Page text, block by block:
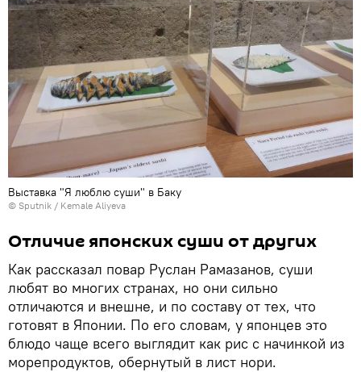
Выставка "Я люблю суши" в Баку
© Sputnik / Kemale Aliyeva
Отличие японских суши от других
Как рассказал повар Руслан Рамазанов, суши
любят во многих странах, но они сильно
отличаются и внешне, и по составу от тех, что
готовят в Японии. По его словам, у японцев это
блюдо чаще всего выглядит как рис с начинкой из
морепродуктов, обернутый в лист нори.